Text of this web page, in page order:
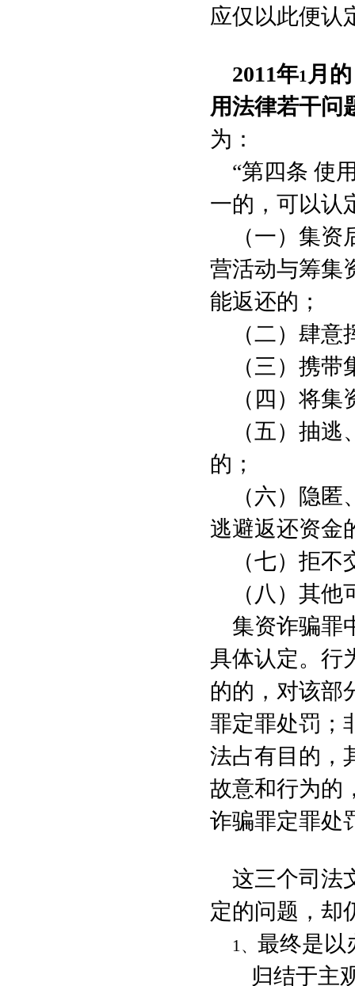
应仅以此便认
2011年1 月
用法律若干问
为：
“第四条 使
一的，可以认
（一）集
营活动与筹集
能返还的；
（二）肆
（三）携
（四）将
（五）抽
的；
（六）隐
逃避返还资金
（七）拒
（八）其
集资诈骗罪
具体认定。行
的的，对该部
罪定罪处罚；
法占有目的，
故意和行为的
诈骗罪定罪处
这三个司法
定的问题，却
1 、 最终是以
归结于主